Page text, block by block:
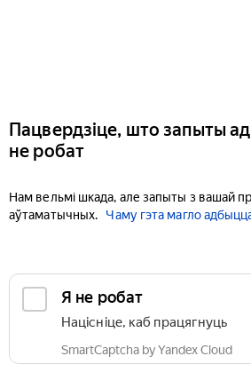
Пацвердзіце, што запыты
не робат
Нам вельмі шкада, але запыты з вашай
аўтаматычных.
Чаму гэта магло
Я не робат
Націсніце, каб працягнуць
SmartCaptcha by Yandex Cloud